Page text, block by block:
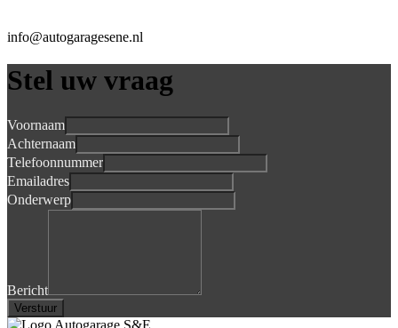
info@autogaragesene.nl
Stel uw vraag
Voornaam
Achternaam
Telefoonnummer
Emailadres
Onderwerp
Bericht
Verstuur